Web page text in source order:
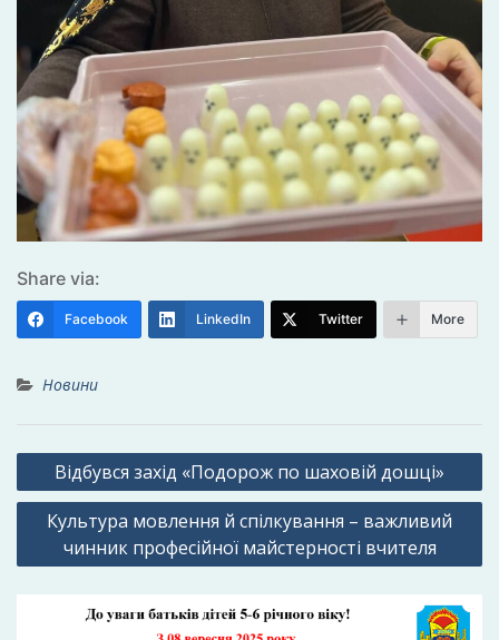
Share via:
Facebook LinkedIn Twitter More
Новини
Навігація
записів
Відбувся захід «Подорож по шаховій дошці»
Культура мовлення й спілкування – важливий
чинник професійної майстерності вчителя